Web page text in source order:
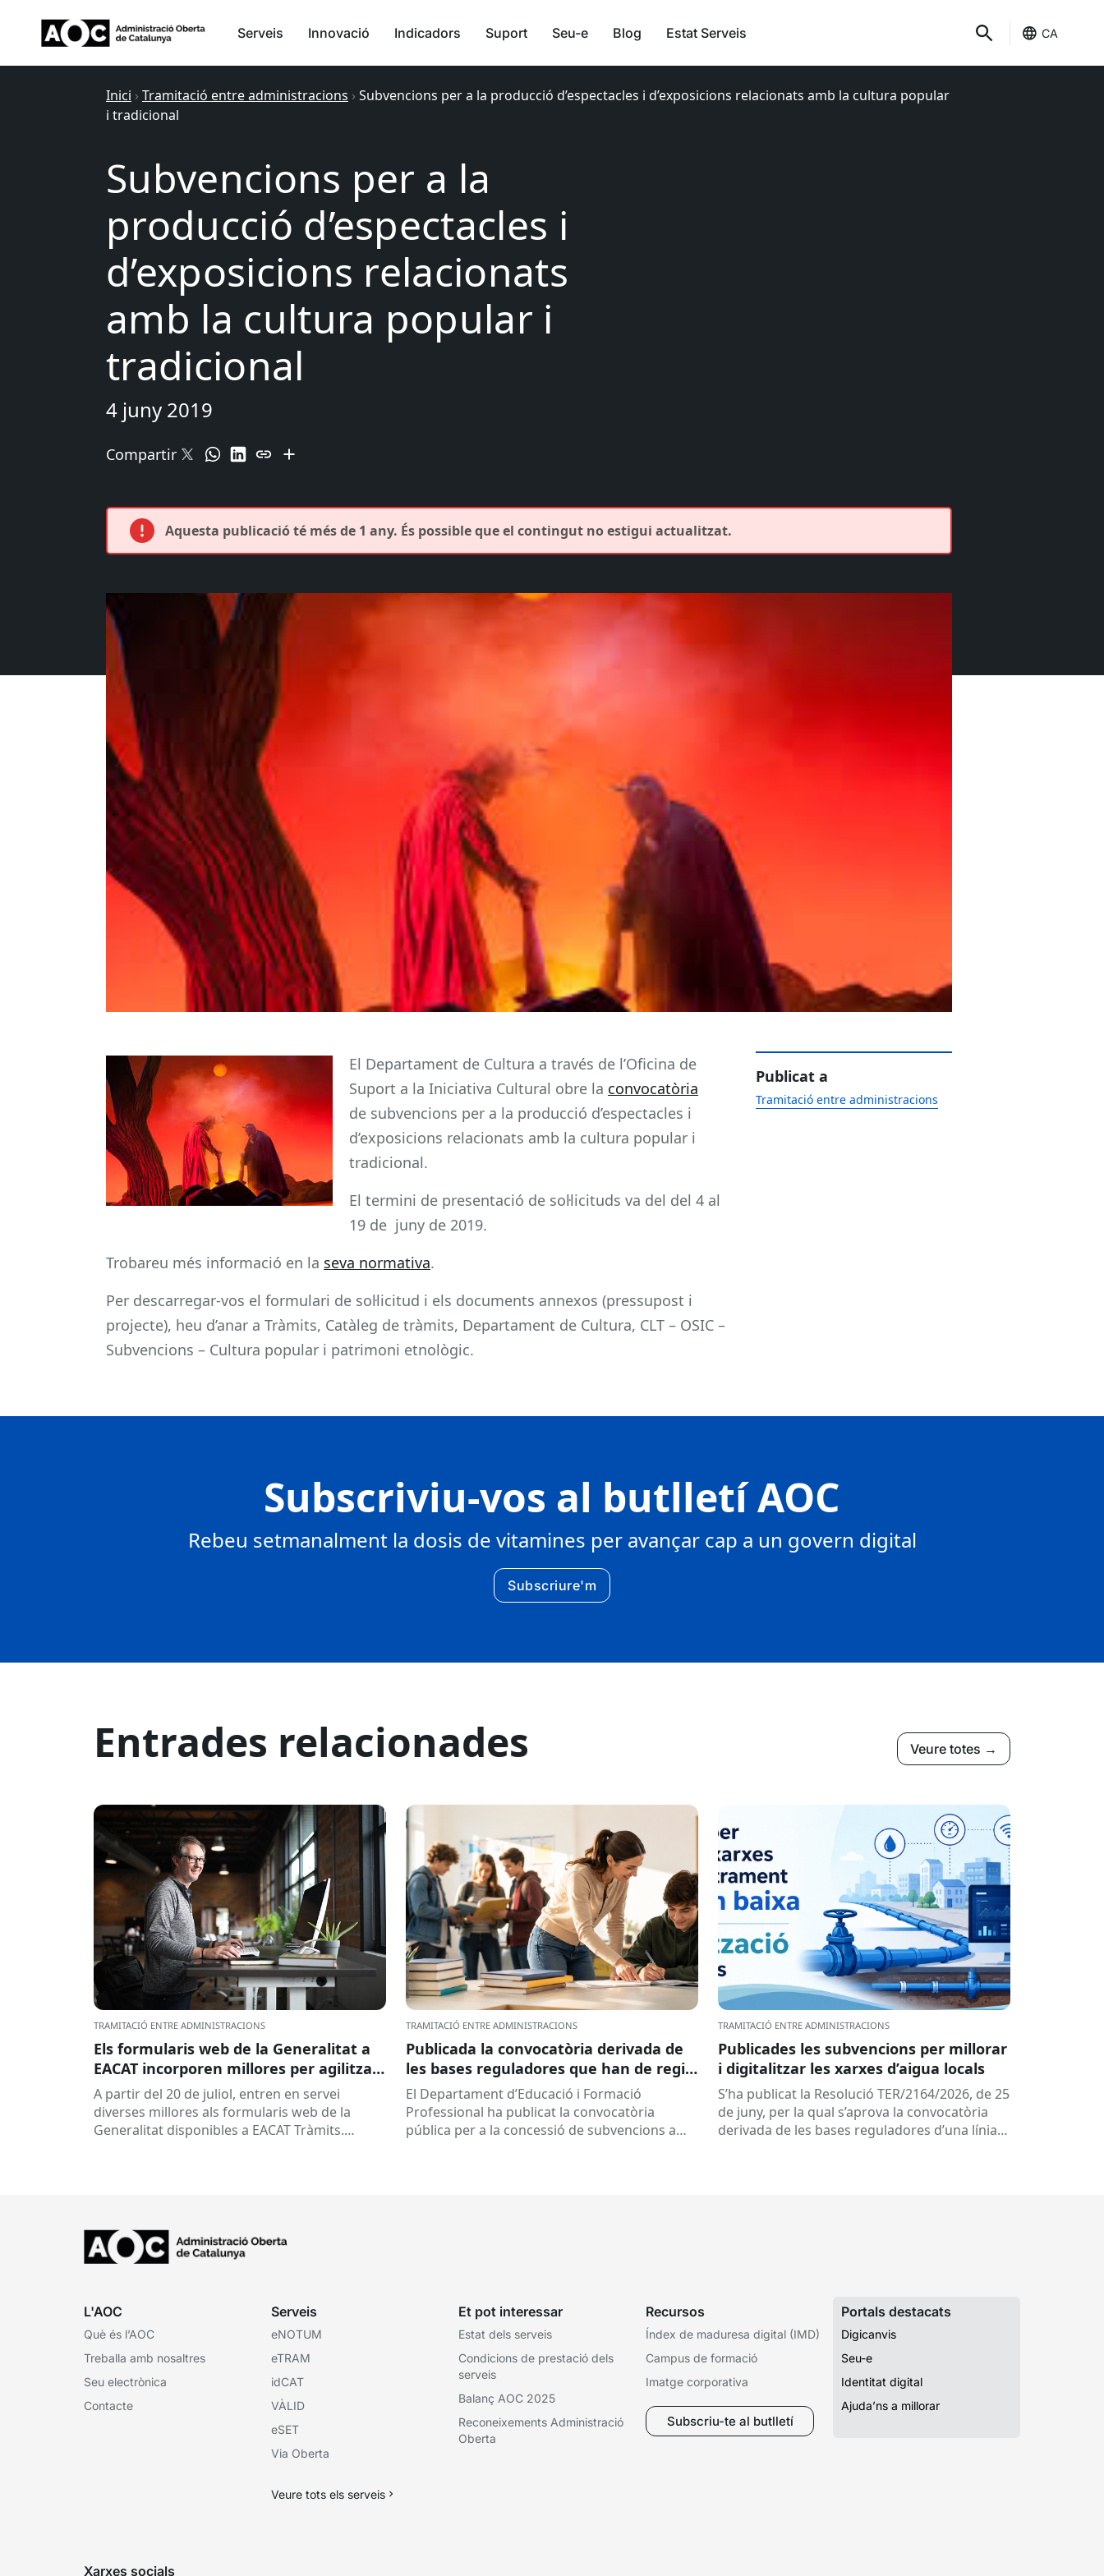
Serveis Innovació Indicadors Suport Seu-e Blog Estat Serveis CA
Inici › Tramitació entre administracions › Subvencions per a la producció d’espectacles i d’exposicions relacionats amb la cultura popular
i tradicional
Subvencions per a la
producció d’espectacles i
d’exposicions relacionats
amb la cultura popular i
tradicional
4 juny 2019
Compartir
Aquesta publicació té més de 1 any. És possible que el contingut no estigui actualitzat.
El Departament de Cultura a través de l’Oficina de
Suport a la Iniciativa Cultural obre la convocatòria
de subvencions per a la producció d’espectacles i
d’exposicions relacionats amb la cultura popular i
tradicional.
El termini de presentació de sol·licituds va del del 4 al
19 de juny de 2019.
Trobareu més informació en la seva normativa.
Per descarregar-vos el formulari de sol·licitud i els documents annexos (pressupost i
projecte), heu d’anar a Tràmits, Catàleg de tràmits, Departament de Cultura, CLT – OSIC –
Subvencions – Cultura popular i patrimoni etnològic.
Publicat a
Tramitació entre administracions
Subscriviu-vos al butlletí AOC
Rebeu setmanalment la dosis de vitamines per avançar cap a un govern digital
Subscriure'm
Entrades relacionades Veure totes →
TRAMITACIÓ ENTRE ADMINISTRACIONS
Els formularis web de la Generalitat a
EACAT incorporen millores per agilitzar
la tramitació
A partir del 20 de juliol, entren en servei
diverses millores als formularis web de la
Generalitat disponibles a EACAT Tràmits.
TRAMITACIÓ ENTRE ADMINISTRACIONS
Publicada la convocatòria derivada de
les bases reguladores que han de regir
la concessió de subvencions a centres
educatius, per al desenvolupament de
programes de formació i inserció,
El Departament d’Educació i Formació
Professional ha publicat la convocatòria
pública per a la concessió de subvencions a
TRAMITACIÓ ENTRE ADMINISTRACIONS
Publicades les subvencions per millorar
i digitalitzar les xarxes d’aigua locals
S’ha publicat la Resolució TER/2164/2026, de 25
de juny, per la qual s’aprova la convocatòria
derivada de les bases reguladores d’una línia
L'AOC
Què és l’AOC
Treballa amb nosaltres
Seu electrònica
Contacte
Serveis
eNOTUM
eTRAM
idCAT
VÀLID
eSET
Via Oberta
Veure tots els serveis
Et pot interessar
Estat dels serveis
Condicions de prestació dels
serveis
Balanç AOC 2025
Reconeixements Administració
Oberta
Recursos
Índex de maduresa digital (IMD)
Campus de formació
Imatge corporativa
Subscriu-te al butlletí
Portals destacats
Digicanvis
Seu-e
Identitat digital
Ajuda’ns a millorar
Xarxes socials